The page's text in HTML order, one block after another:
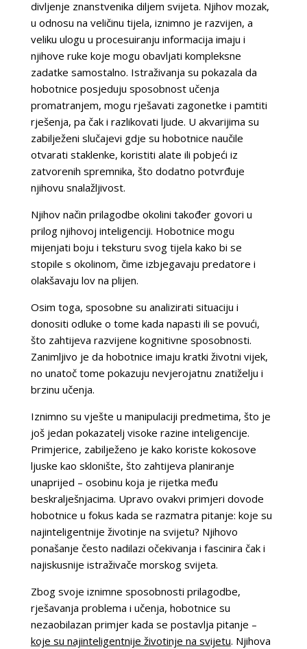
divljenje znanstvenika diljem svijeta. Njihov mozak,
u odnosu na veličinu tijela, iznimno je razvijen, a
veliku ulogu u procesuiranju informacija imaju i
njihove ruke koje mogu obavljati kompleksne
zadatke samostalno. Istraživanja su pokazala da
hobotnice posjeduju sposobnost učenja
promatranjem, mogu rješavati zagonetke i pamtiti
rješenja, pa čak i razlikovati ljude. U akvarijima su
zabilježeni slučajevi gdje su hobotnice naučile
otvarati staklenke, koristiti alate ili pobjeći iz
zatvorenih spremnika, što dodatno potvrđuje
njihovu snalažljivost.
Njihov način prilagodbe okolini također govori u
prilog njihovoj inteligenciji. Hobotnice mogu
mijenjati boju i teksturu svog tijela kako bi se
stopile s okolinom, čime izbjegavaju predatore i
olakšavaju lov na plijen.
Osim toga, sposobne su analizirati situaciju i
donositi odluke o tome kada napasti ili se povući,
što zahtijeva razvijene kognitivne sposobnosti.
Zanimljivo je da hobotnice imaju kratki životni vijek,
no unatoč tome pokazuju nevjerojatnu znatiželju i
brzinu učenja.
Iznimno su vješte u manipulaciji predmetima, što je
još jedan pokazatelj visoke razine inteligencije.
Primjerice, zabilježeno je kako koriste kokosove
ljuske kao sklonište, što zahtijeva planiranje
unaprijed – osobinu koja je rijetka među
beskralješnjacima. Upravo ovakvi primjeri dovode
hobotnice u fokus kada se razmatra pitanje: koje su
najinteligentnije životinje na svijetu? Njihovo
ponašanje često nadilazi očekivanja i fascinira čak i
najiskusnije istraživače morskog svijeta.
Zbog svoje iznimne sposobnosti prilagodbe,
rješavanja problema i učenja, hobotnice su
nezaobilazan primjer kada se postavlja pitanje –
koje su najinteligentnije životinje na svijetu. Njihova